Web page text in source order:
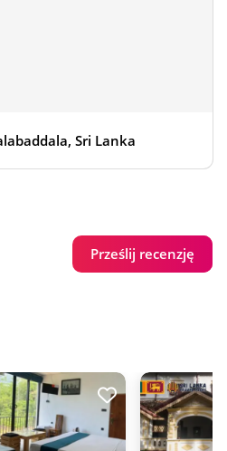
Sri Lanka
Prześlij recenzję